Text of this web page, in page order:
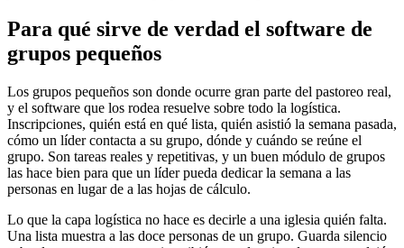
Para qué sirve de verdad el software de
grupos pequeños
Los grupos pequeños son donde ocurre gran parte del pastoreo real,
y el software que los rodea resuelve sobre todo la logística.
Inscripciones, quién está en qué lista, quién asistió la semana pasada,
cómo un líder contacta a su grupo, dónde y cuándo se reúne el
grupo. Son tareas reales y repetitivas, y un buen módulo de grupos
las hace bien para que un líder pueda dedicar la semana a las
personas en lugar de a las hojas de cálculo.
Lo que la capa logística no hace es decirle a una iglesia quién falta.
Una lista muestra a las doce personas de un grupo. Guarda silencio